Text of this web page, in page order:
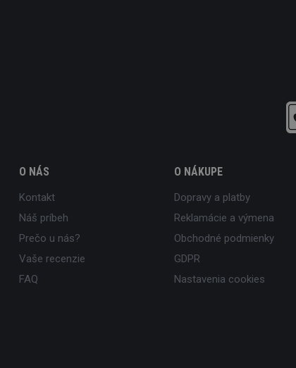
O NÁS
Kontakt
Náš príbeh
Prečo u nás?
Vaše recenzie
FAQ
O NÁKUPE
Dopravy a platby
Reklamácie a výmena
Obchodné podmienky
GDPR
Nastavenia cookies